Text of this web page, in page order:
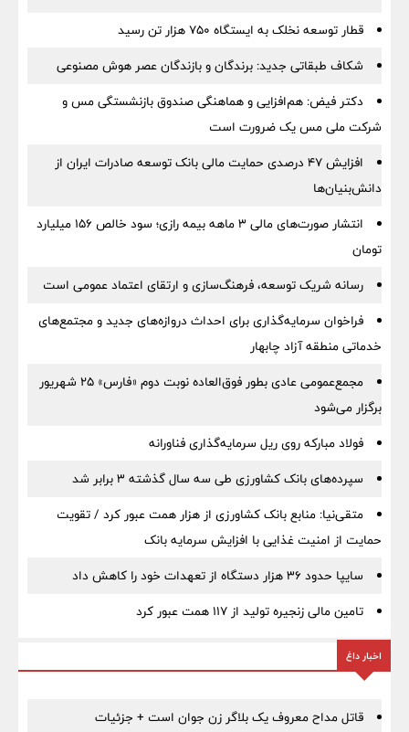
قطار توسعه نخلک به ایستگاه ۷۵۰ هزار تن رسید
شکاف طبقاتی جدید: برندگان و بازندگان عصر هوش مصنوعی
دکتر فیض: هم‌افزایی و هماهنگی صندوق بازنشستگی مس و
شرکت ملی مس یک ضرورت است
افزایش ۴۷ درصدی حمایت مالی بانک توسعه صادرات ایران از
دانش‌بنیان‌ها
انتشار صورت‌های مالی ۳ ماهه بیمه رازی؛ سود خالص ۱۵۶ میلیارد
تومان
رسانه شریک توسعه، فرهنگ‌سازی و ارتقای اعتماد عمومی است
فراخوان سرمایه‌گذاری برای احداث دروازه‌های جدید و مجتمع‌های
خدماتی منطقه آزاد چابهار
مجمع‌عمومی عادی بطور فوق‌العاده نوبت دوم «فارس» ۲۵ شهریور
برگزار می‌شود
فولاد مبارکه روی ریل سرمایه‌گذاری فناورانه
سپرده‌های بانک کشاورزی طی سه سال گذشته ۳ برابر شد
متقی‌نیا: منابع بانک کشاورزی از هزار همت عبور کرد / تقویت
حمایت از امنیت غذایی با افزایش سرمایه بانک
سایپا حدود ۳۶ هزار دستگاه از تعهدات خود را کاهش داد
تامین مالی زنجیره تولید از 117 همت عبور کرد
اخبار داغ
قاتل مداح معروف یک بلاگر زن جوان است + جزئیات